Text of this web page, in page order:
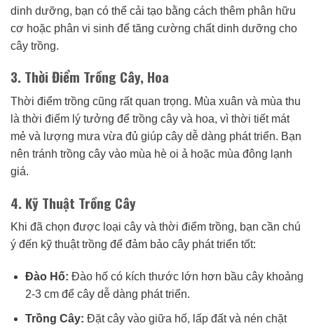
dinh dưỡng, bạn có thể cải tạo bằng cách thêm phân hữu
cơ hoặc phân vi sinh để tăng cường chất dinh dưỡng cho
cây trồng.
3. Thời Điểm Trồng Cây, Hoa
Thời điểm trồng cũng rất quan trọng. Mùa xuân và mùa thu
là thời điểm lý tưởng để trồng cây và hoa, vì thời tiết mát
mẻ và lượng mưa vừa đủ giúp cây dễ dàng phát triển. Bạn
nên tránh trồng cây vào mùa hè oi ả hoặc mùa đông lạnh
giá.
4. Kỹ Thuật Trồng Cây
Khi đã chọn được loại cây và thời điểm trồng, bạn cần chú
ý đến kỹ thuật trồng để đảm bảo cây phát triển tốt:
Đào Hố: Đào hố có kích thước lớn hơn bầu cây khoảng
2-3 cm để cây dễ dàng phát triển.
Trồng Cây: Đặt cây vào giữa hố, lấp đất và nén chặt